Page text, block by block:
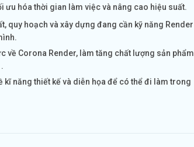
ưu hóa thời gian làm việc và nâng cao hiệu suất.
quy hoạch và xây dựng đang cần kỹ năng Render
về Corona Render, làm tăng chất lượng sản phẩm
năng thiết kế và diễn họa để có thể đi làm trong